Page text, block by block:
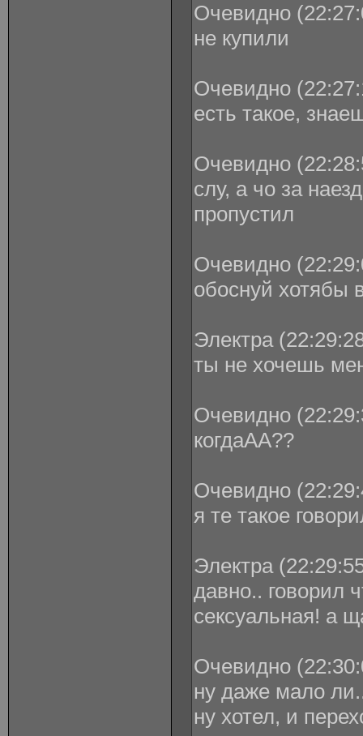
Очевидно
не купили
Очевидно
есть такое,
Очевидно
слу, а чо за
пропустил
Очевидно
обоснуй хотябы
Электра
ты не хочешь
Очевидно
когдаАА??
Очевидно
я те такое
Электра
давно.. говорил
сексуальная! а
Очевидно
ну даже мало
ну хотел, и